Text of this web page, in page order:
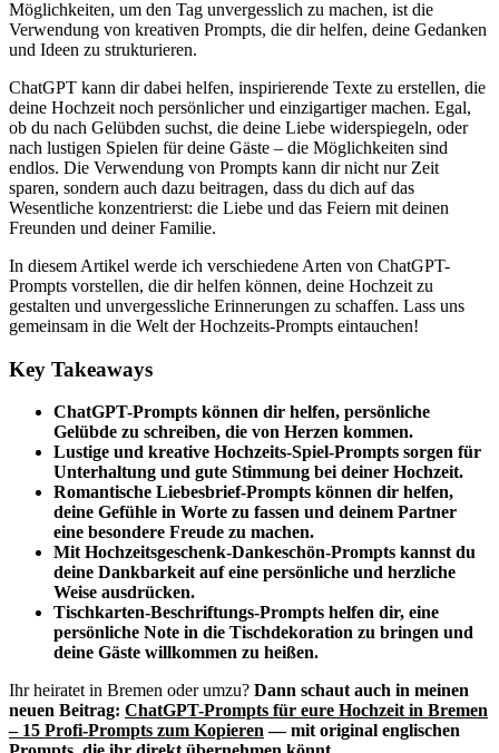
Möglichkeiten, um den Tag unvergesslich zu machen, ist die
Verwendung von kreativen Prompts, die dir helfen, deine Gedanken
und Ideen zu strukturieren.
ChatGPT kann dir dabei helfen, inspirierende Texte zu erstellen, die
deine Hochzeit noch persönlicher und einzigartiger machen. Egal,
ob du nach Gelübden suchst, die deine Liebe widerspiegeln, oder
nach lustigen Spielen für deine Gäste – die Möglichkeiten sind
endlos. Die Verwendung von Prompts kann dir nicht nur Zeit
sparen, sondern auch dazu beitragen, dass du dich auf das
Wesentliche konzentrierst: die Liebe und das Feiern mit deinen
Freunden und deiner Familie.
In diesem Artikel werde ich verschiedene Arten von ChatGPT-
Prompts vorstellen, die dir helfen können, deine Hochzeit zu
gestalten und unvergessliche Erinnerungen zu schaffen. Lass uns
gemeinsam in die Welt der Hochzeits-Prompts eintauchen!
Key Takeaways
ChatGPT-Prompts können dir helfen, persönliche
Gelübde zu schreiben, die von Herzen kommen.
Lustige und kreative Hochzeits-Spiel-Prompts sorgen für
Unterhaltung und gute Stimmung bei deiner Hochzeit.
Romantische Liebesbrief-Prompts können dir helfen,
deine Gefühle in Worte zu fassen und deinem Partner
eine besondere Freude zu machen.
Mit Hochzeitsgeschenk-Dankeschön-Prompts kannst du
deine Dankbarkeit auf eine persönliche und herzliche
Weise ausdrücken.
Tischkarten-Beschriftungs-Prompts helfen dir, eine
persönliche Note in die Tischdekoration zu bringen und
deine Gäste willkommen zu heißen.
Ihr heiratet in Bremen oder umzu? Dann schaut auch in meinen
neuen Beitrag: ChatGPT-Prompts für eure Hochzeit in Bremen
– 15 Profi-Prompts zum Kopieren— mit original englischen